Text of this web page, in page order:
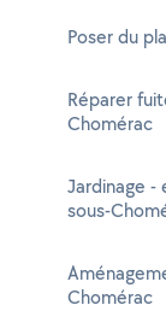
Poser du
Réparer
Chomérac
Jardinage -
sous-
Chomérac